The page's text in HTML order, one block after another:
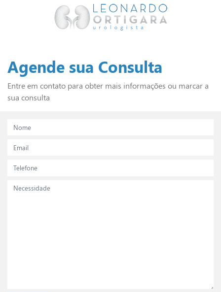
Agende sua Consulta
Entre em contato para obter mais informações ou marcar a
sua consulta